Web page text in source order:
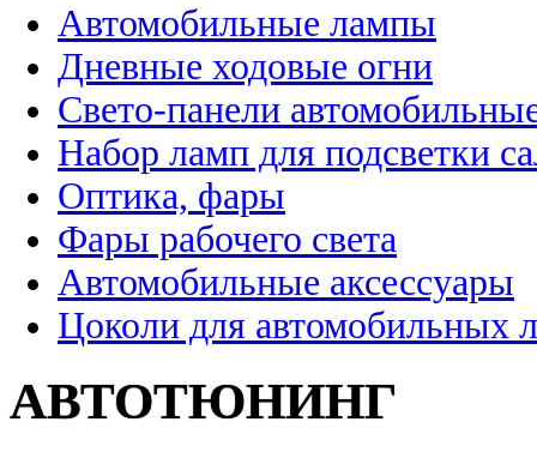
Автомобильные лампы
Дневные ходовые огни
Свето-панели
Набор ламп для подсветки
Оптика, фары
Фары рабочего света
Автомобильные аксессуары
Цоколи для автомобильных
АВТОТЮНИНГ